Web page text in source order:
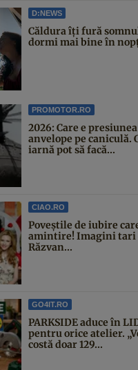
D:NEWS
Căldura îți fură
dormi mai bine în
PROMOTOR.RO
2026: Care e
anvelope pe caniculă.
iarnă pot să facă...
CIAO.RO
Poveştile de iubire
amintire! Imagini tari
Răzvan...
GO4IT.RO
PARKSIDE aduce în
pentru orice atelier.
costă doar 129...